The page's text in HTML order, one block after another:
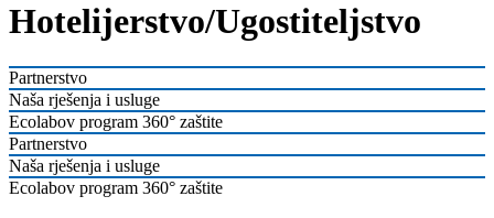
Hotelijerstvo/Ugostiteljstvo
Partnerstvo
Naša rješenja i usluge
Ecolabov program 360° zaštite
Partnerstvo
Naša rješenja i usluge
Ecolabov program 360° zaštite